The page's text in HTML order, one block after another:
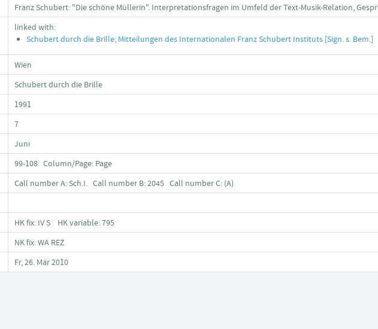
Franz Schubert: "Die schöne Müllerin". Interpretationsfragen im Umfeld der Text-Musik-Relation,
linked with:
Schubert durch die Brille; Mitteilungen des Internationalen Franz Schubert Instituts [Sign. s. Bem.]
Wien
Schubert durch die Brille
1991
7
Juni
99-108 Column/Page: Page
Call number A: Sch.I. Call number B: 2045 Call number C: (A)
HK fix: IV S HK variable: 795
NK fix: WA REZ
Fr, 26. Mär 2010